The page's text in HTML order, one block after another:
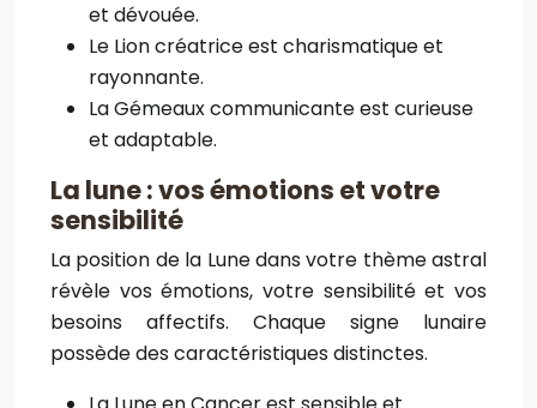
et dévouée.
Le Lion créatrice est charismatique et
rayonnante.
La Gémeaux communicante est curieuse
et adaptable.
La lune : vos émotions et votre
sensibilité
La position de la Lune dans votre thème astral
révèle vos émotions, votre sensibilité et vos
besoins affectifs. Chaque signe lunaire
possède des caractéristiques distinctes.